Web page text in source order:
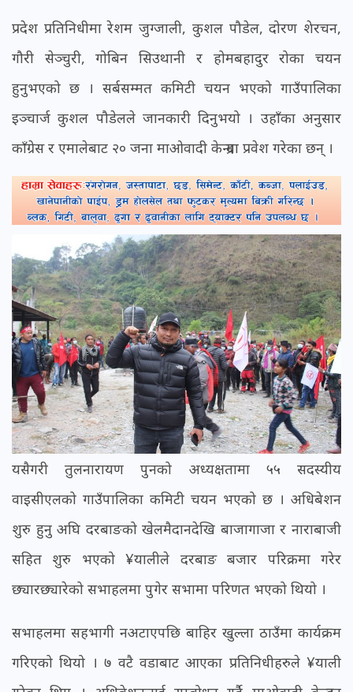
प्रदेश प्रतिनिधीमा रेशम जुग्जाली, कुशल पौडेल, दोरण शेरचन,
गौरी सेञ्चुरी, गोबिन सिउथानी र होमबहादुर रोका चयन
हुनुभएको छ । सर्बसम्मत कमिटी चयन भएको गाउँपालिका
इञ्चार्ज कुशल पौडेलले जानकारी दिनुभयो । उहाँका अनुसार
काँग्रेस र एमालेबाट २० जना माओवादी केन्द्रमा प्रवेश गरेका छन् ।
यसैगरी तुलनारायण पुनको अध्यक्षतामा ५५ सदस्यीय
वाइसीएलको गाउँपालिका कमिटी चयन भएको छ । अधिबेशन
शुरु हुनु अघि दरबाङको खेलमैदानदेखि बाजागाजा र नाराबाजी
सहित शुरु भएको ¥यालीले दरबाङ बजार परिक्रमा गरेर
छ्यारछ्यारेको सभाहलमा पुगेर सभामा परिणत भएको थियो ।
सभाहलमा सहभागी नअटाएपछि बाहिर खुल्ला ठाउँमा कार्यक्रम
गरिएको थियो । ७ वटै वडाबाट आएका प्रतिनिधीहरुले ¥याली